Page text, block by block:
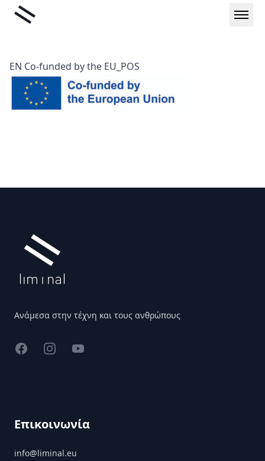
Μετάβαση
Liminal
EN Co-funded by the EU_POS
Ανάμεσα στην τέχνη και τους ανθρώπους
FacebookInstagramYouTube
Επικοινωνία
info@liminal.eu